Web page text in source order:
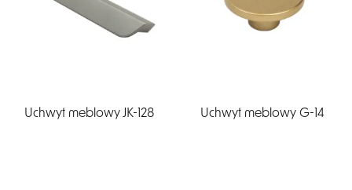
Uchwyt meblowy JK-128 Uchwyt meblowy G-14